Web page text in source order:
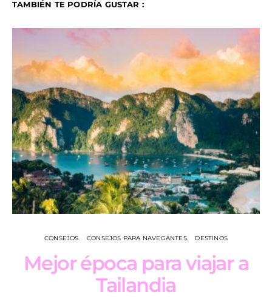
TAMBIÉN TE PODRÍA GUSTAR :
CONSEJOS CONSEJOS PARA NAVEGANTES DESTINOS
Mejor época para viajar a
Tailandia